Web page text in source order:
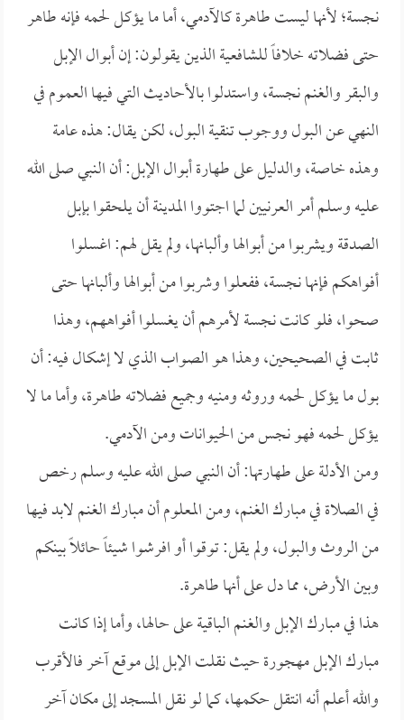
نجسة؛ لأنها ليست طاهرة كالآدمي، أما ما يؤكل لحمه فإنه طاهر
حتى فضلاته خلافاً للشافعية الذين يقولون: إن أبوال الإبل
والبقر والغنم نجسة، واستدلوا بالأحاديث التي فيها العموم في
النهي عن البول ووجوب تنقية البول، لكن يقال: هذه عامة
وهذه خاصة، والدليل على طهارة أبوال الإبل: أن النبي صلى الله
عليه وسلم أمر العرنيين لما اجتووا المدينة أن يلحقوا بإبل
الصدقة ويشربوا من أبوالها وألبانها، ولم يقل لهم: اغسلوا
أفواهكم فإنها نجسة، ففعلوا وشربوا من أبوالها وألبانها حتى
صحوا، فلو كانت نجسة لأمرهم أن يغسلوا أفواههم، وهذا
ثابت في الصحيحين، وهذا هو الصواب الذي لا إشكال فيه: أن
بول ما يؤكل لحمه وروثه ومنيه وجميع فضلاته طاهرة، وأما ما لا
يؤكل لحمه فهو نجس من الحيوانات ومن الآدمي.
ومن الأدلة على طهارتها: أن النبي صلى الله عليه وسلم رخص
في الصلاة في مبارك الغنم، ومن المعلوم أن مبارك الغنم لابد فيها
من الروث والبول، ولم يقل: توقوا أو افرشوا شيئاً حائلاً بينكم
وبين الأرض، مما دل على أنها طاهرة.
هذا في مبارك الإبل والغنم الباقية على حالها، وأما إذا كانت
مبارك الإبل مهجورة حيث نقلت الإبل إلى موقع آخر فالأقرب
والله أعلم أنه انتقل حكمها، كما لو نقل المسجد إلى مكان آخر